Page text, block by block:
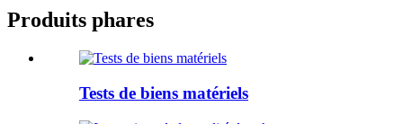
Produits phares
Tests de biens matériels